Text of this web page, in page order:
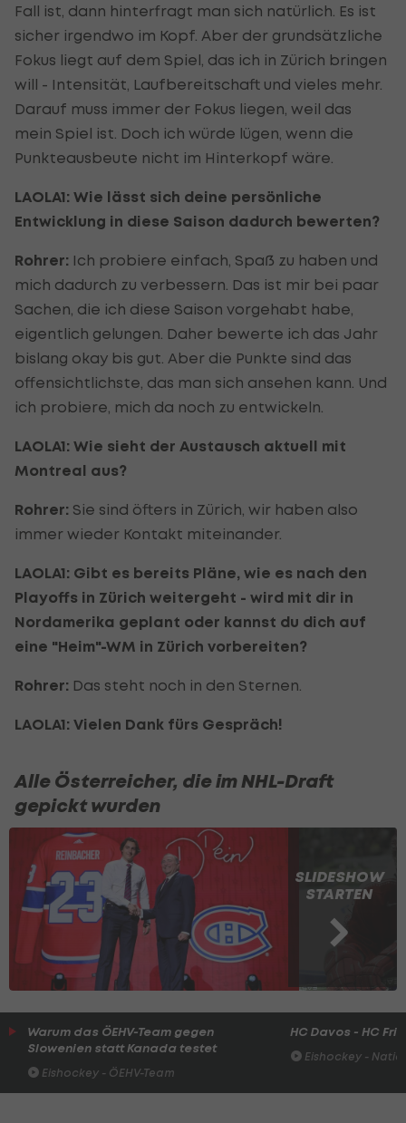
Fall ist, dann hinterfragt man sich natürlich. Es ist
sicher irgendwo im Kopf. Aber der grundsätzliche
Fokus liegt auf dem Spiel, das ich in Zürich bringen
will - Intensität, Laufbereitschaft und vieles mehr.
Darauf muss immer der Fokus liegen, weil das
mein Spiel ist. Doch ich würde lügen, wenn die
Punkteausbeute nicht im Hinterkopf wäre.
LAOLA1: Wie lässt sich deine persönliche
Entwicklung in diese Saison dadurch bewerten?
Rohrer: Ich probiere einfach, Spaß zu haben und
mich dadurch zu verbessern. Das ist mir bei paar
Sachen, die ich diese Saison vorgehabt habe,
eigentlich gelungen. Daher bewerte ich das Jahr
bislang okay bis gut. Aber die Punkte sind das
offensichtlichste, das man sich ansehen kann. Und
ich probiere, mich da noch zu entwickeln.
LAOLA1: Wie sieht der Austausch aktuell mit
Montreal aus?
Rohrer: Sie sind öfters in Zürich, wir haben also
immer wieder Kontakt miteinander.
LAOLA1: Gibt es bereits Pläne, wie es nach den
Playoffs in Zürich weitergeht - wird mit dir in
Nordamerika geplant oder kannst du dich auf
eine "Heim"-WM in Zürich vorbereiten?
Rohrer: Das steht noch in den Sternen.
LAOLA1: Vielen Dank fürs Gespräch!
Alle Österreicher, die im NHL-Draft
gepickt wurden
SLIDESHOW
STARTEN
Warum das ÖEHV-Team gegen
Slowenien statt Kanada testet
Eishockey - ÖEHV-Team
HC Davos - HC
Eishockey -